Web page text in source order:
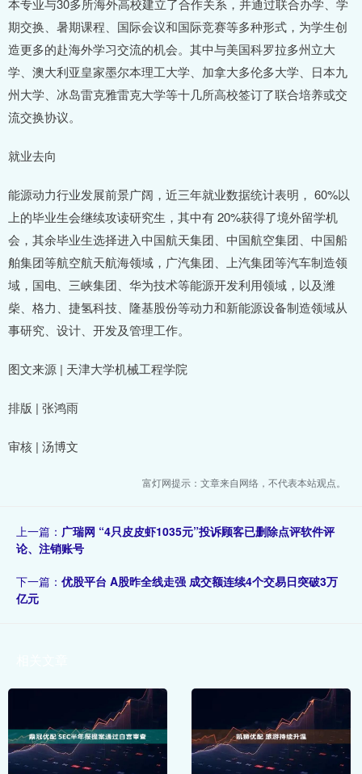
本专业与30多所海外高校建立了合作关系，并通过联合办学、学
期交换、暑期课程、国际会议和国际竞赛等多种形式，为学生创
造更多的赴海外学习交流的机会。其中与美国科罗拉多州立大
学、澳大利亚皇家墨尔本理工大学、加拿大多伦多大学、日本九
州大学、冰岛雷克雅雷克大学等十几所高校签订了联合培养或交
流交换协议。
就业去向
能源动力行业发展前景广阔，近三年就业数据统计表明， 60%以
上的毕业生会继续攻读研究生，其中有 20%获得了境外留学机
会，其余毕业生选择进入中国航天集团、中国航空集团、中国船
舶集团等航空航天航海领域，广汽集团、上汽集团等汽车制造领
域，国电、三峡集团、华为技术等能源开发利用领域，以及潍
柴、格力、捷氢科技、隆基股份等动力和新能源设备制造领域从
事研究、设计、开发及管理工作。
图文来源 | 天津大学机械工程学院
排版 | 张鸿雨
审核 | 汤博文
富灯网提示：文章来自网络，不代表本站观点。
上一篇： 广瑞网 “4只皮皮虾1035元”投诉顾客已删除点评软件评
论、注销账号
下一篇： 优股平台 A股昨全线走强 成交额连续4个交易日突破3万
亿元